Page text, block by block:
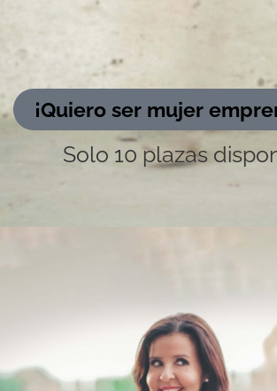
¡Quiero ser mujer
Solo 10 plazas